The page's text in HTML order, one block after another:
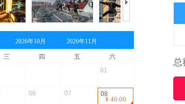
2026年10月 2026年11月
三 四 五
六
01
06 07 08
¥ 40.00
总